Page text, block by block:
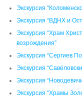
Экскурсия
Экскурсия “ВДНХ и
Экскурсия “Храм
возрождения”
Экскурсия “Сергиев
Экскурсия
Экскурсия
Экскурсия “Храмы